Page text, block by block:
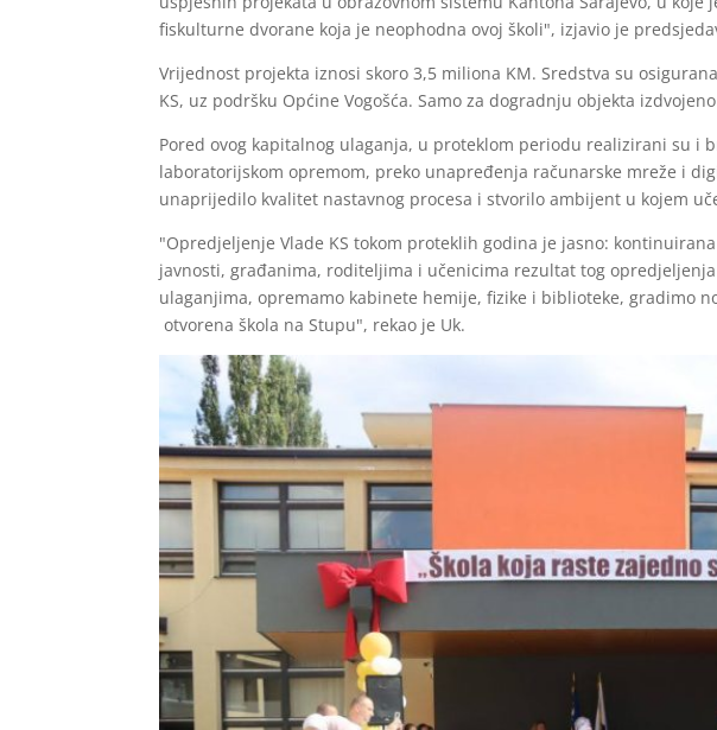
fiskulturne dvorane koja je neophodna ovoj školi", izjavio je
Vrijednost projekta iznosi skoro 3,5 miliona KM. Sredstva su
KS, uz podršku Općine Vogošća. Samo za dogradnju objekta
Pored ovog kapitalnog ulaganja, u proteklom periodu realizirani su
laboratorijskom opremom, preko unapređenja računarske mreže i
unaprijedilo kvalitet nastavnog procesa i stvorilo ambijent u kojem
"Opredjeljenje Vlade KS tokom proteklih godina je jasno:
javnosti, građanima, roditeljima i učenicima rezultat tog
ulaganjima, opremamo kabinete hemije, fizike i biblioteke, gradimo
otvorena škola na Stupu", rekao je Uk.